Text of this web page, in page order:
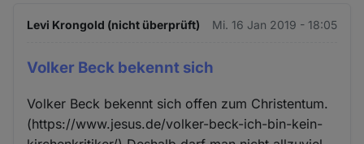
Levi Krongold (nicht überprüft) Mi. 16 Jan 2019 - 18:05
Volker Beck bekennt sich
Volker Beck bekennt sich offen zum Christentum.
(https://www.jesus.de/volker-beck-ich-bin-kein-